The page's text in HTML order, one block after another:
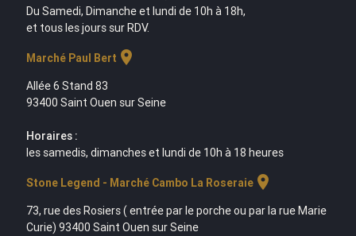
Du Samedi, Dimanche et lundi de 10h à 18h,
et tous les jours sur RDV.
Marché Paul Bert location_on
Allée 6 Stand 83
93400 Saint Ouen sur Seine
Horaires :
les samedis, dimanches et lundi de 10h à 18 heures
Stone Legend - Marché Cambo La Roseraielocation_on
73, rue des Rosiers ( entrée par le porche ou par la rue Marie
Curie) 93400 Saint Ouen sur Seine